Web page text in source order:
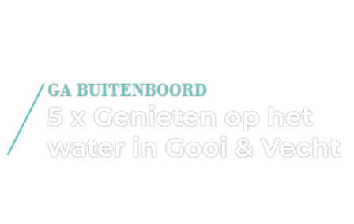
GA BUITENBOORD
5 x Genieten op het
water in Gooi & Vecht